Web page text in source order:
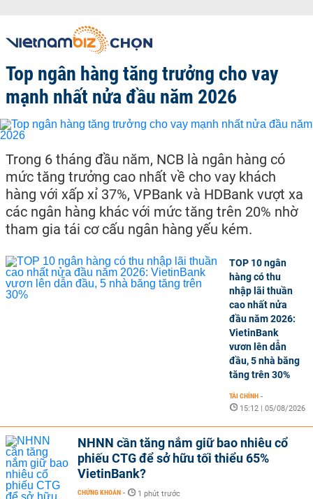
Top ngân hàng tăng trưởng cho vay
mạnh nhất nửa đầu năm 2026
Trong 6 tháng đầu năm, NCB là ngân hàng có
mức tăng trưởng cao nhất về cho vay khách
hàng với xấp xỉ 37%, VPBank và HDBank vượt xa
các ngân hàng khác với mức tăng trên 20% nhờ
tham gia tái cơ cấu ngân hàng yếu kém.
TOP 10 ngân
hàng có thu
nhập lãi thuần
cao nhất nửa
đầu năm 2026:
VietinBank
vươn lên dẫn
đầu, 5 nhà băng
tăng trên 30%
TÀI CHÍNH -
15:12 | 05/08/2026
NHNN cần tăng nắm giữ bao nhiêu cổ
phiếu CTG để sở hữu tối thiểu 65%
VietinBank?
CHỨNG KHOÁN - 1 phút trước